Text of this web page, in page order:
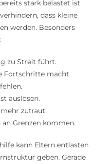
stark belastet ist.
dass kleine
werden. Besonders
zu Streit führt.
Fortschritte macht.
auslösen.
zutraut.
Grenzen kommen.
kann Eltern entlasten
geben. Gerade